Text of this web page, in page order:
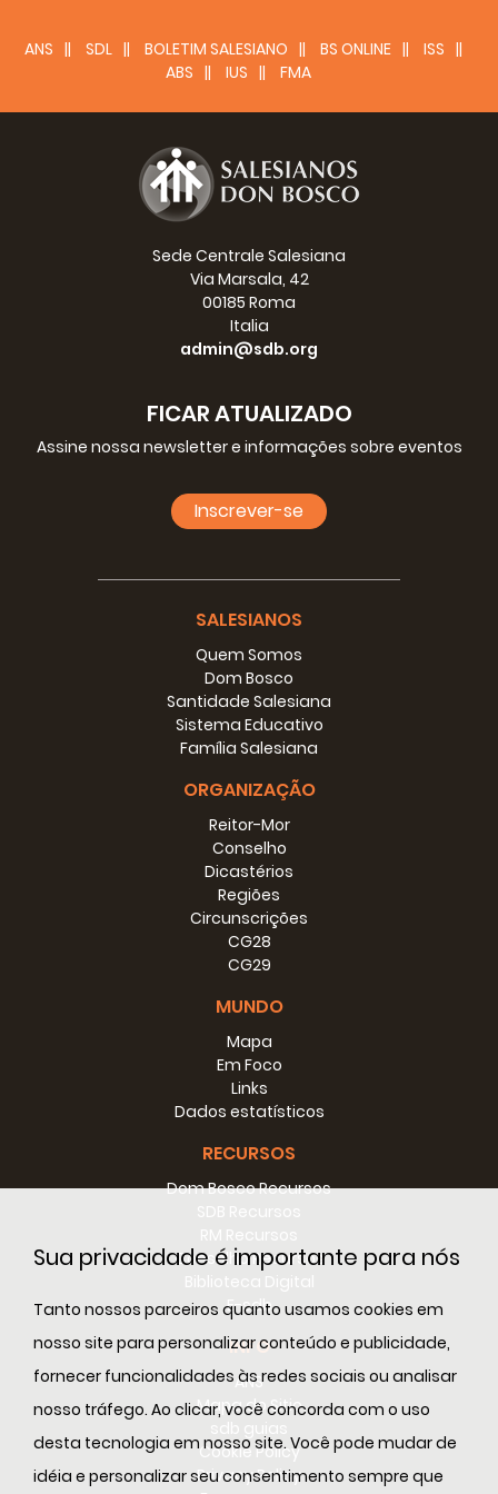
Sua privacidade é importante para nós
Tanto nossos parceiros quanto usamos cookies em
nosso site para personalizar conteúdo e publicidade,
fornecer funcionalidades às redes sociais ou analisar
nosso tráfego. Ao clicar, você concorda com o uso
desta tecnologia em nosso site. Você pode mudar de
idéia e personalizar seu consentimento sempre que
"Este é apenas um exemplo, entre muitas histórias de
marginalizadas e no fornecimento de apoio
essencial em momentos críticos", conclui o salesiano.
Salesian Missions
ANS SDL BOLETIM SALESIANO BS ONLINE
ISS
ABS
IUS FMA
Sede Centrale Salesiana
Via Marsala, 42
00185 Roma
Italia
admin@sdb.org
FICAR ATUALIZADO
Assine nossa newsletter e informações sobre eventos
Inscrever-se
SALESIANOS
Quem Somos
Dom Bosco
Santidade Salesiana
Sistema Educativo
Família Salesiana
ORGANIZAÇÃO
Reitor-Mor
Conselho
Dicastérios
Regiões
Circunscrições
CG28
CG29
MUNDO
Mapa
Em Foco
Links
Dados estatísticos
RECURSOS
Dom Bosco Recursos
Conselho Recursos
E-sdb
INFO
ANS
Mapa do Sitio
Cookie Policy
Privacy Policy